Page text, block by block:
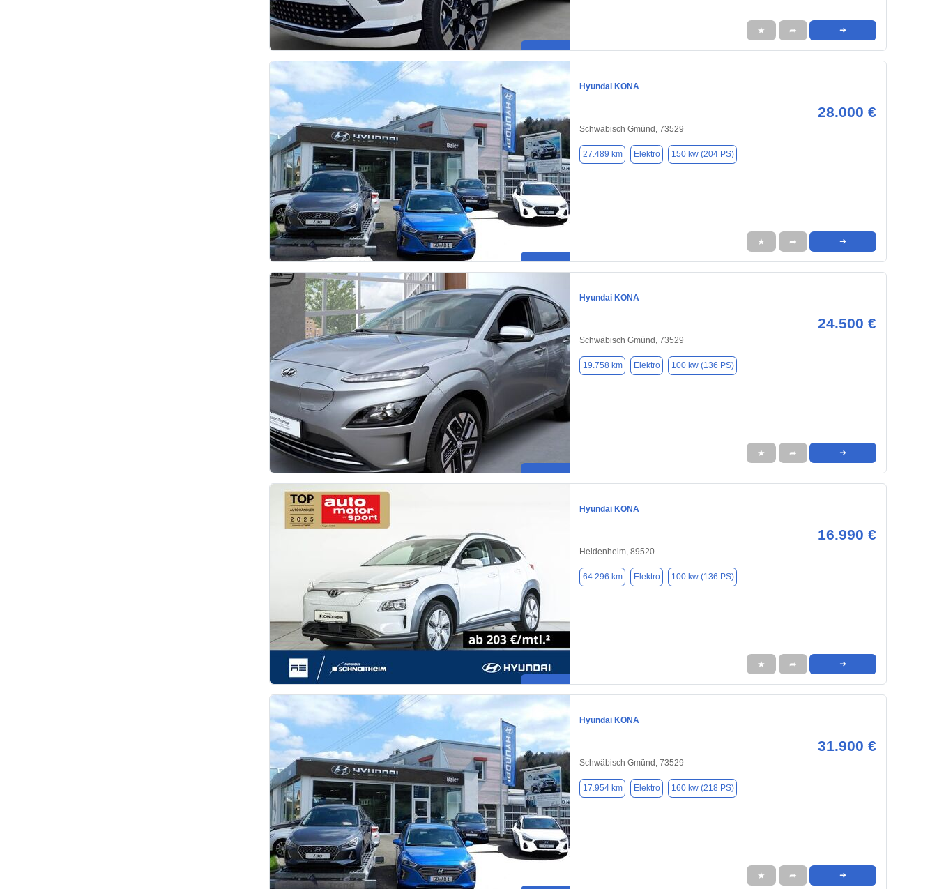
★ ➦ ➜
Hyundai KONA
28.000 €
Schwäbisch Gmünd, 73529
27.489 km Elektro 150 kw (204 PS)
★ ➦ ➜
Hyundai KONA
24.500 €
Schwäbisch Gmünd, 73529
19.758 km Elektro 100 kw (136 PS)
★ ➦ ➜
Hyundai KONA
16.990 €
Heidenheim, 89520
64.296 km Elektro 100 kw (136 PS)
★ ➦ ➜
Hyundai KONA
31.900 €
Schwäbisch Gmünd, 73529
17.954 km Elektro 160 kw (218 PS)
★ ➦ ➜